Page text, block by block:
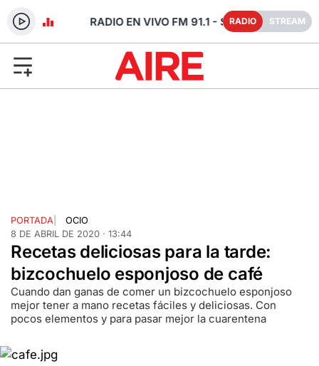
FE RADIO STREAM
PORTADA
OCIO
8 DE ABRIL DE 2020 · 13:44
Recetas deliciosas para la tarde:
bizcochuelo esponjoso de café
Cuando dan ganas de comer un bizcochuelo esponjoso
mejor tener a mano recetas fáciles y deliciosas. Con
pocos elementos y para pasar mejor la cuarentena